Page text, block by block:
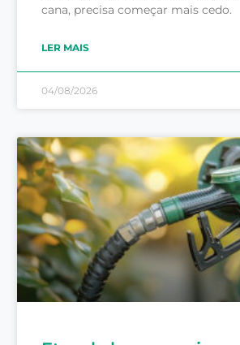
cana, precisa começar mais cedo.
LER MAIS
04/08/2026